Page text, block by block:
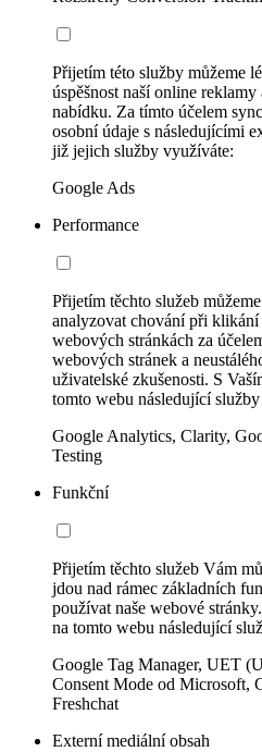
Přijetím této služby můžeme
úspěšnost naší online
nabídku. Za tímto účelem
osobní údaje s následujícími
již jejich služby využíváte:
Google Ads
Performance
Přijetím těchto služeb
analyzovat chování při klikání
webových stránkách za
webových stránek a
uživatelské zkušenosti. S
tomto webu následující
Google Analytics, Clarity,
Testing
Funkční
Přijetím těchto služeb Vám
jdou nad rámec základních
používat naše webové
na tomto webu následující
Google Tag Manager, UET
Consent Mode od Microsoft,
Freshchat
Externí mediální obsah